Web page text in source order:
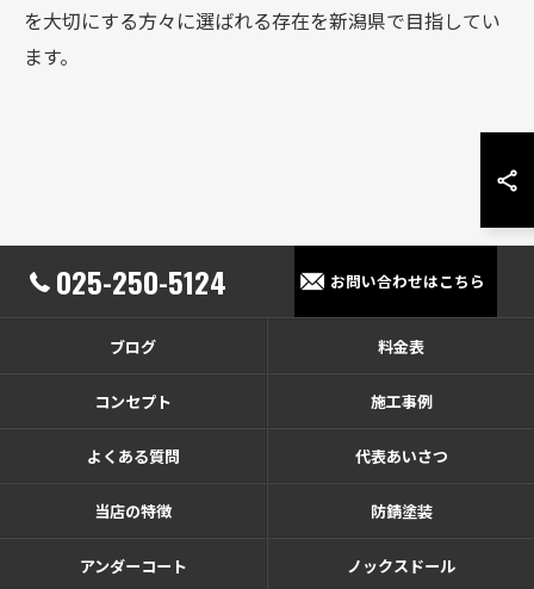
を大切にする方々に選ばれる存在を新潟県で目指してい
ます。
025-250-5124 お問い合わせはこちら
ブログ 料金表
コンセプト 施工事例
よくある質問 代表あいさつ
当店の特徴 防錆塗装
アンダーコート ノックスドール